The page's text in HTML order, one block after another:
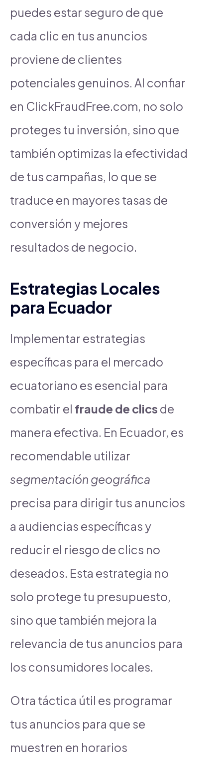
puedes estar seguro de que
cada clic en tus anuncios
proviene de clientes
potenciales genuinos. Al confiar
en ClickFraudFree.com, no solo
proteges tu inversión, sino que
también optimizas la efectividad
de tus campañas, lo que se
traduce en mayores tasas de
conversión y mejores
resultados de negocio.
Estrategias Locales
para Ecuador
Implementar estrategias
específicas para el mercado
ecuatoriano es esencial para
combatir el fraude de clics de
manera efectiva. En Ecuador, es
recomendable utilizar
segmentación geográfica
precisa para dirigir tus anuncios
a audiencias específicas y
reducir el riesgo de clics no
deseados. Esta estrategia no
solo protege tu presupuesto,
sino que también mejora la
relevancia de tus anuncios para
los consumidores locales.
Otra táctica útil es programar
tus anuncios para que se
muestren en horarios